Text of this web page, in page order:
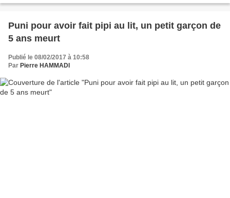
Puni pour avoir fait pipi au lit, un petit garçon de
5 ans meurt
Publié le 08/02/2017 à 10:58
Par Pierre HAMMADI